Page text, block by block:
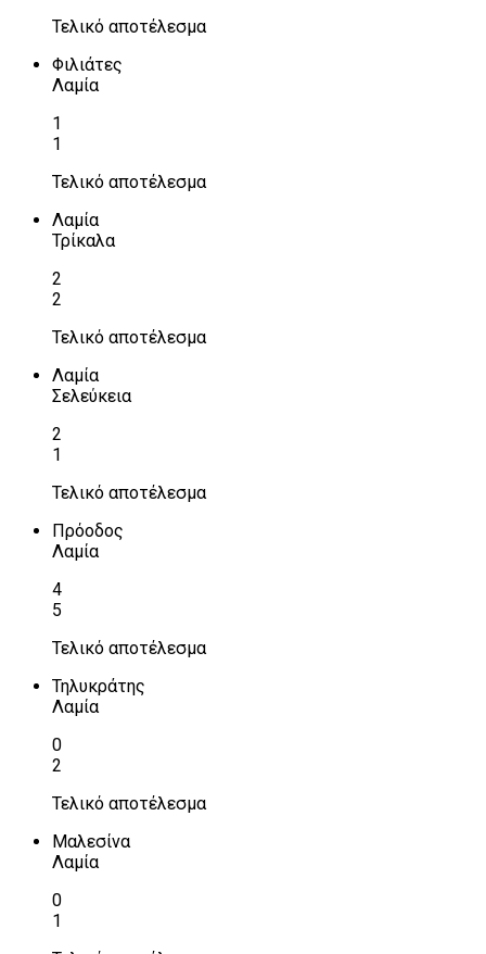
Τελικό αποτέλεσμα
Φιλιάτες
Λαμία
1
1
Τελικό αποτέλεσμα
Λαμία
Τρίκαλα
2
2
Τελικό αποτέλεσμα
Λαμία
Σελεύκεια
2
1
Τελικό αποτέλεσμα
Πρόοδος
Λαμία
4
5
Τελικό αποτέλεσμα
Τηλυκράτης
Λαμία
0
2
Τελικό αποτέλεσμα
Μαλεσίνα
Λαμία
0
1